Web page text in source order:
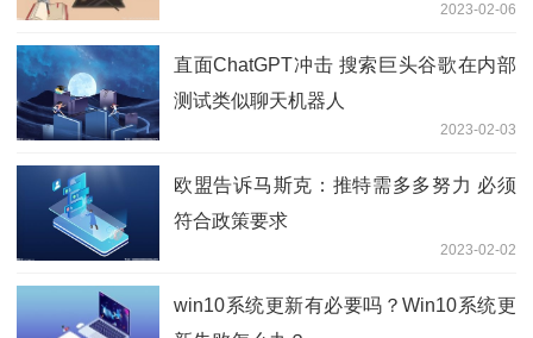
2023-02-06
直面ChatGPT冲击 搜索巨头谷歌在内部
测试类似聊天机器人
2023-02-03
欧盟告诉马斯克：推特需多多努力 必须
符合政策要求
2023-02-02
win10系统更新有必要吗？Win10系统更